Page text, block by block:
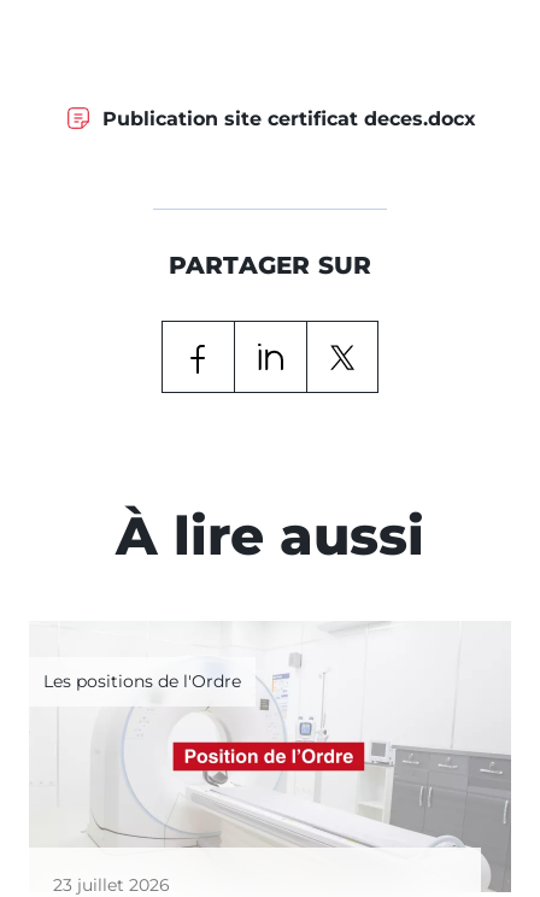
Publication site certificat deces.docx
PARTAGER SUR
À lire aussi
Les positions de l'Ordre
23 juillet 2026